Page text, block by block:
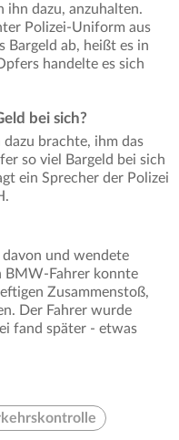
ihn dazu, anzuhalten.
Polizei-Uniform aus
Bargeld ab, heißt es in
handelte es sich
bei sich?
brachte, ihm das
so viel Bargeld bei sich
ein Sprecher der Polizei
davon und wendete
BMW-Fahrer konnte
Zusammenstoß,
Der Fahrer wurde
fand später - etwas